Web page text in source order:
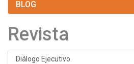
BLOG
Revista
Diálogo Ejecutivo